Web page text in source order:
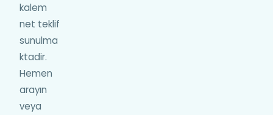
kalem
net teklif
sunulma
ktadir.
Hemen
arayın
veya